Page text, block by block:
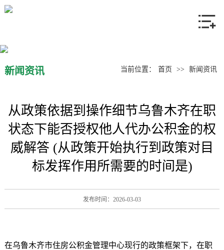
产品中心
联系我们
新闻资讯 当前位置： 首页 >> 新闻资讯
从政策依据到操作细节乌鲁木齐在职
状态下能否授权他人代办公积金的权
威解答 (从政策开始执行到政策对目
标发挥作用所需要的时间是)
发布时间：2026-03-03
在乌鲁木齐市住房公积金管理中心现行的政策框架下，在职